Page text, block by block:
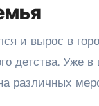
и вырос в
детства. Уже
различных